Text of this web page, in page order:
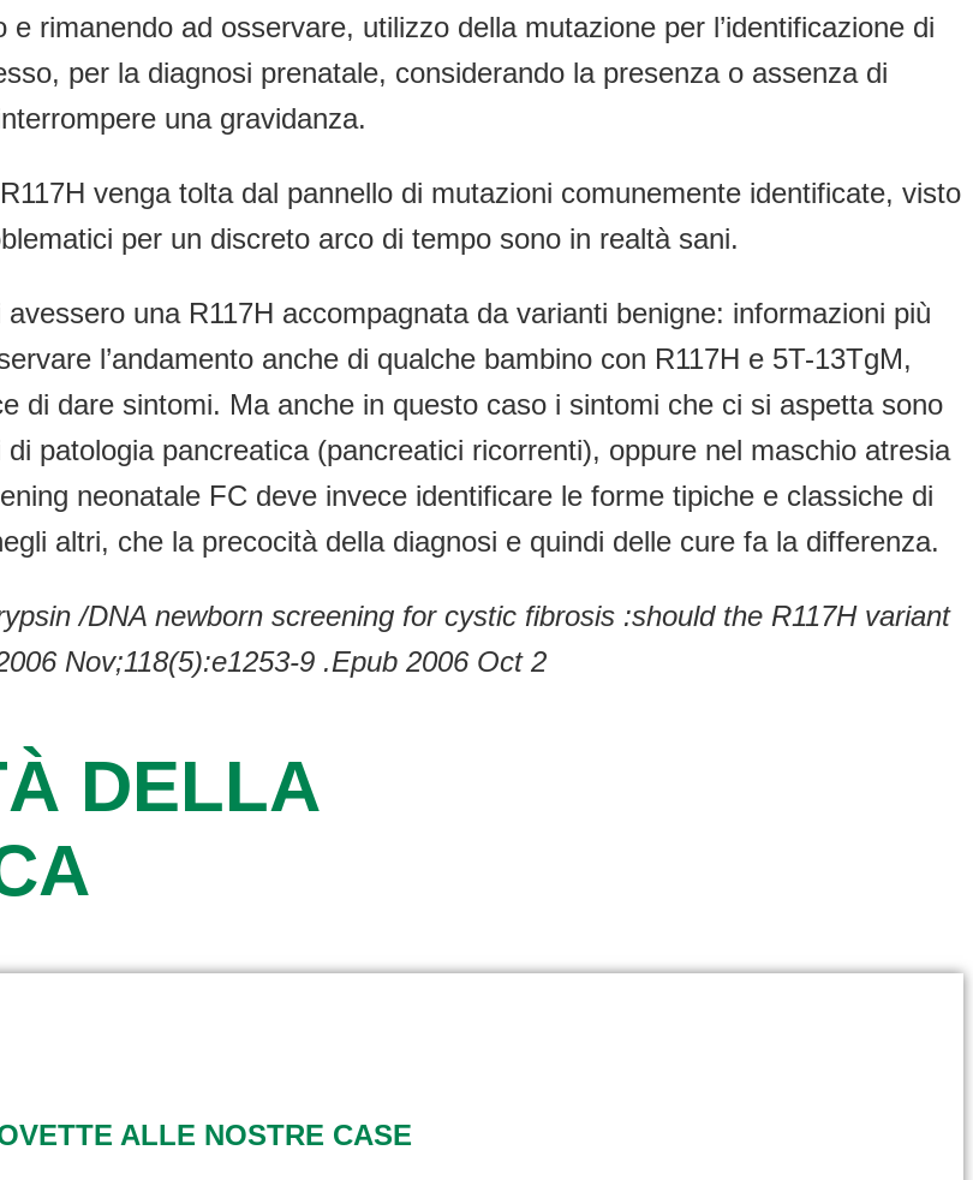
rimanendo ad osservare, utilizzo della mutazione per l’identificazione di
per la diagnosi prenatale, considerando la presenza o assenza di
una gravidanza.
venga tolta dal pannello di mutazioni comunemente identificate, visto
per un discreto arco di tempo sono in realtà sani.
una R117H accompagnata da varianti benigne: informazioni più
l’andamento anche di qualche bambino con R117H e 5T-13TgM,
di dare sintomi. Ma anche in questo caso i sintomi che ci si aspetta sono
patologia pancreatica (pancreatici ricorrenti), oppure nel maschio atresia
neonatale FC deve invece identificare le forme tipiche e classiche di
altri, che la precocità della diagnosi e quindi delle cure fa la differenza.
/DNA newborn screening for cystic fibrosis :should the R117H variant
Nov;118(5):e1253-9 .Epub 2006 Oct 2
DELLA
ALLE NOSTRE CASE